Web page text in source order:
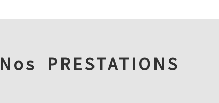
Nos PRESTATIONS